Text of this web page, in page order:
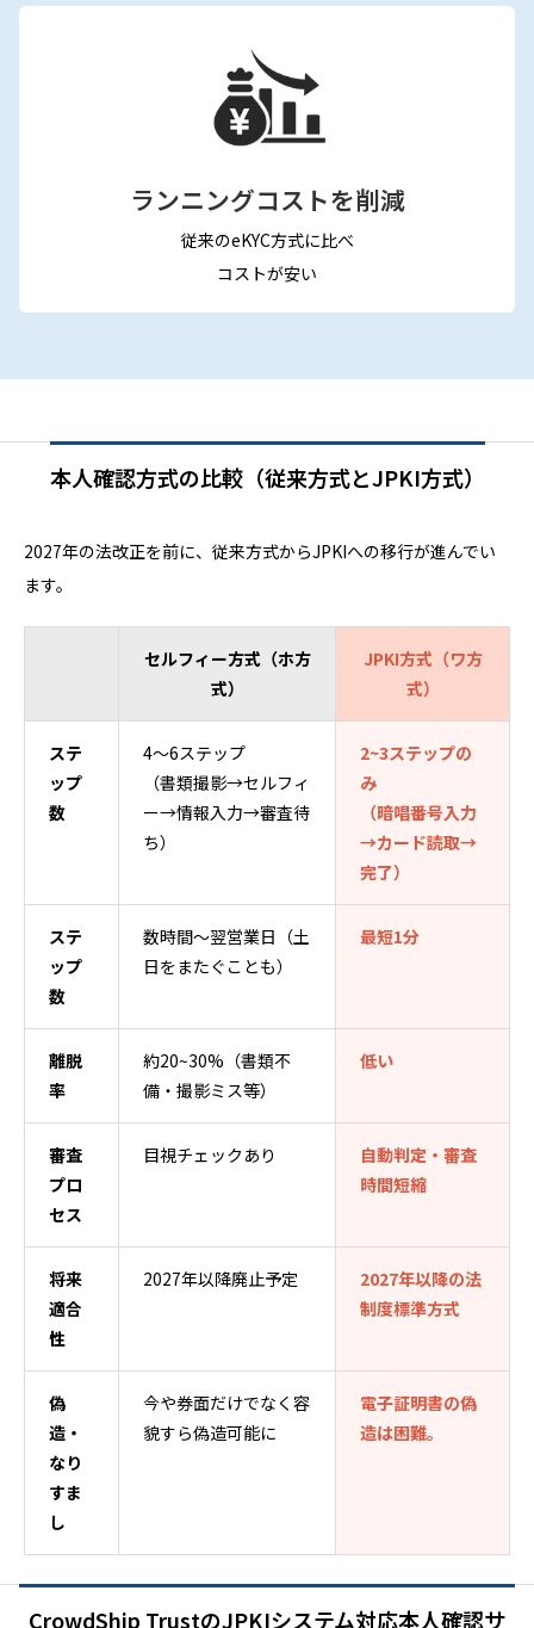
ランニングコストを削減
従来のeKYC方式に比べ
コストが安い
本人確認方式の比較（従来方式とJPKI方式）
2027年の法改正を前に、従来方式からJPKIへの移行が進んでい
ます。
セルフィー方式（ホ方
式）
JPKI方式（ワ方
式）
ステ
ップ
数
4～6ステップ
（書類撮影→セルフィ
ー→情報入力→審査待
ち）
2~3ステップの
み
（暗唱番号入力
→カード読取→
完了）
ステ
ップ
数
数時間～翌営業日（土
日をまたぐことも）
最短1分
離脱
率
約20~30%（書類不
備・撮影ミス等）
低い
審査
プロ
セス
目視チェックあり
自動判定・審査
時間短縮
将来
適合
性
2027年以降廃止予定
2027年以降の法
制度標準方式
偽
造・
なり
すま
し
今や券面だけでなく容
貌すら偽造可能に
電子証明書の偽
造は困難。
CrowdShip TrustのJPKIシステム対応本人確認サ